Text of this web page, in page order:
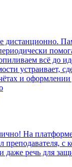
дистанционно.
всё до
устраивает,
и оформлении
На
преподавателя, с
даже речь для